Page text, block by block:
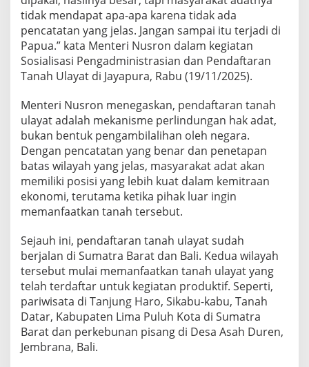
tidak mendapat apa-apa karena tidak ada
pencatatan yang jelas. Jangan sampai itu terjadi di
Papua.” kata Menteri Nusron dalam kegiatan
Sosialisasi Pengadministrasian dan Pendaftaran
Tanah Ulayat di Jayapura, Rabu (19/11/2025).
Menteri Nusron menegaskan, pendaftaran tanah
ulayat adalah mekanisme perlindungan hak adat,
bukan bentuk pengambilalihan oleh negara.
Dengan pencatatan yang benar dan penetapan
batas wilayah yang jelas, masyarakat adat akan
memiliki posisi yang lebih kuat dalam kemitraan
ekonomi, terutama ketika pihak luar ingin
memanfaatkan tanah tersebut.
Sejauh ini, pendaftaran tanah ulayat sudah
berjalan di Sumatra Barat dan Bali. Kedua wilayah
tersebut mulai memanfaatkan tanah ulayat yang
telah terdaftar untuk kegiatan produktif. Seperti,
pariwisata di Tanjung Haro, Sikabu-kabu, Tanah
Datar, Kabupaten Lima Puluh Kota di Sumatra
Barat dan perkebunan pisang di Desa Asah Duren,
Jembrana, Bali.